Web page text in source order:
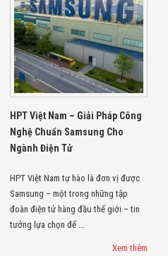
HPT Việt Nam – Giải Pháp Công
Nghệ Chuẩn Samsung Cho
Ngành Điện Tử
HPT Việt Nam tự hào là đơn vị được
Samsung – một trong những tập
đoàn điện tử hàng đầu thế giới – tin
tưởng lựa chọn để ...
Xem thêm